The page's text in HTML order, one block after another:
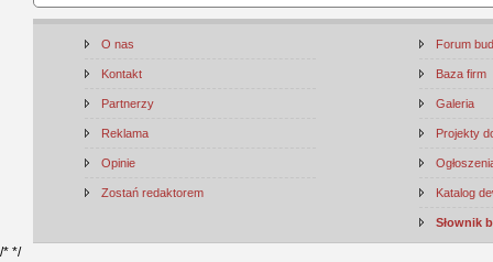
O nas
Kontakt
Partnerzy
Reklama
Opinie
Zostań redaktorem
Forum
Baza firm
Galeria
Projekty
Katalog
Słownik
/* */